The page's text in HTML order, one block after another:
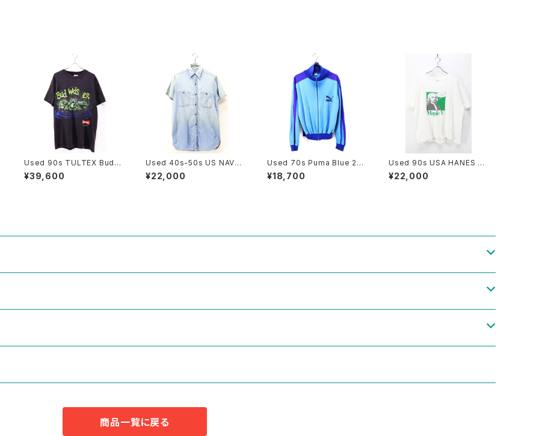
Used 90s TULTEX Budw
eiser Black 3Frog Both G
raphic T-Shirt Size L 古着
¥39,600
Used 40s-50s US NAVY
Blue Chambray Cut Off S
hirt Size 14 1/2 古着
¥22,000
Used 70s Puma Blue 2T
one Fuul Zip Track Top J
ersey Jacket Size M 相当
¥18,700
Used 90s USA HANES N
ewton Tech Pop Art Grap
hic T-Shirt Size XL 古着
¥22,000
商品一覧に戻る